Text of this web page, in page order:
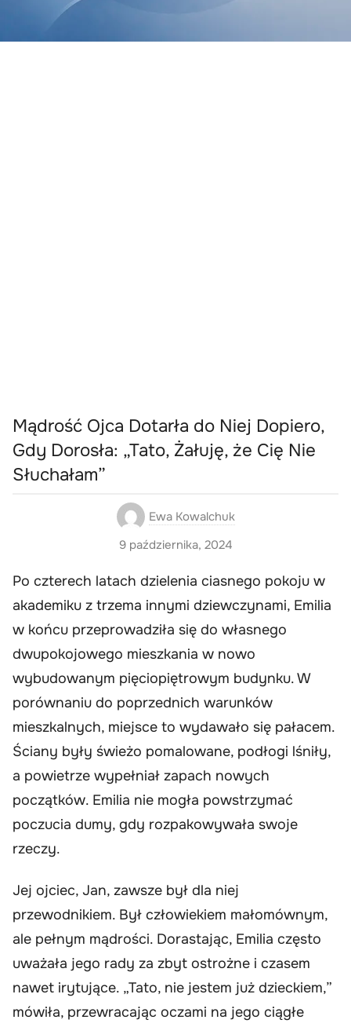
Mądrość Ojca Dotarła do Niej Dopiero,
Gdy Dorosła: „Tato, Żałuję, że Cię Nie
Słuchałam”
Ewa Kowalchuk
9 października, 2024
Po czterech latach dzielenia ciasnego pokoju w
akademiku z trzema innymi dziewczynami, Emilia
w końcu przeprowadziła się do własnego
dwupokojowego mieszkania w nowo
wybudowanym pięciopiętrowym budynku. W
porównaniu do poprzednich warunków
mieszkalnych, miejsce to wydawało się pałacem.
Ściany były świeżo pomalowane, podłogi lśniły,
a powietrze wypełniał zapach nowych
początków. Emilia nie mogła powstrzymać
poczucia dumy, gdy rozpakowywała swoje
rzeczy.
Jej ojciec, Jan, zawsze był dla niej
przewodnikiem. Był człowiekiem małomównym,
ale pełnym mądrości. Dorastając, Emilia często
uważała jego rady za zbyt ostrożne i czasem
nawet irytujące. „Tato, nie jestem już dzieckiem,”
mówiła, przewracając oczami na jego ciągłe